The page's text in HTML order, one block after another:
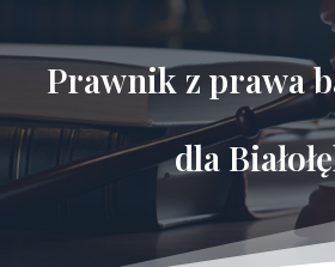
Prawnik z prawa
dla